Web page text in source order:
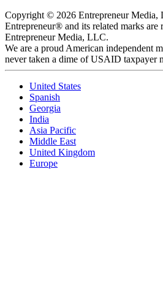
Copyright © 2026 Entrepreneur Media,
Entrepreneur® and its related marks are
Entrepreneur Media, LLC.
We are a proud American independent
never taken a dime of USAID
United States
Spanish
Georgia
India
Asia Pacific
Middle East
United Kingdom
Europe